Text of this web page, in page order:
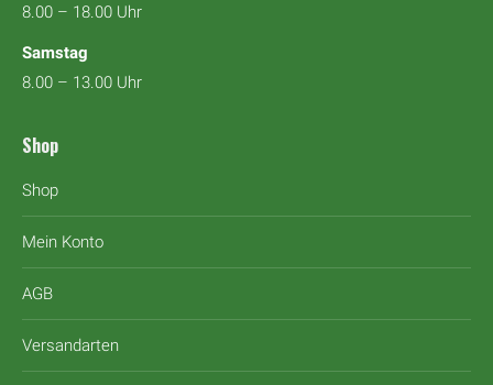
8.00 – 18.00 Uhr
Samstag
8.00 – 13.00 Uhr
Shop
Shop
Mein Konto
AGB
Versandarten